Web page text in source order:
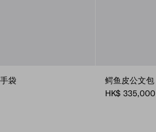
袋
鳄鱼皮公文包
HK$ 335,000